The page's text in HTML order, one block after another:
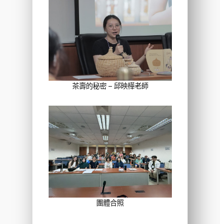
茶壽的秘密 – 邱映樺老師
團體合照